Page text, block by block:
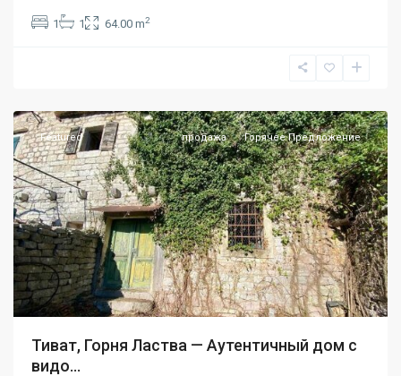
1 1 64.00 m2
Featured продажа Горячее Предложение
Тиват, Горня Ластва — Аутентичный дом с
видо...